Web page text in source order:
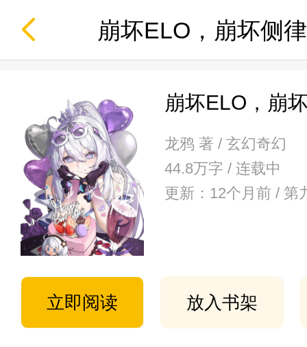
崩坏ELO，崩坏侧
崩坏ELO，崩
龙鸦 著 / 玄幻奇幻
44.8万字 / 连载中
更新：12个月前 / 第
立即阅读 放入书架